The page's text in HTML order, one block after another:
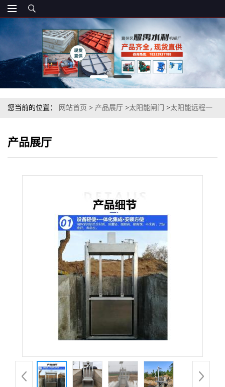
您当前的位置： 网站首页 > 产品展厅 >太阳能闸门 >太阳能远程一
产品展厅